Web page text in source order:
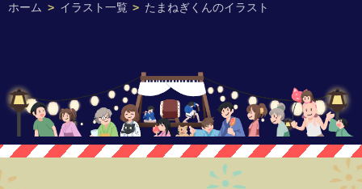
ホーム > イラスト一覧 > たまねぎくんのイラスト